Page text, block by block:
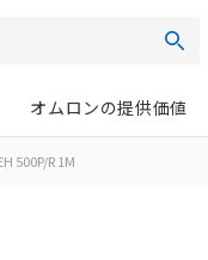
オムロンの提供価値
500P/R 1M